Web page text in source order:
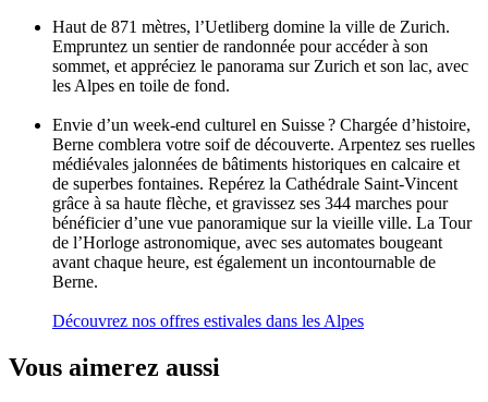
Haut de 871 mètres, l’Uetliberg domine la ville de Zurich.
Empruntez un sentier de randonnée pour accéder à son
sommet, et appréciez le panorama sur Zurich et son lac, avec
les Alpes en toile de fond.
Envie d’un week-end culturel en Suisse ? Chargée d’histoire,
Berne comblera votre soif de découverte. Arpentez ses ruelles
médiévales jalonnées de bâtiments historiques en calcaire et
de superbes fontaines. Repérez la Cathédrale Saint-Vincent
grâce à sa haute flèche, et gravissez ses 344 marches pour
bénéficier d’une vue panoramique sur la vieille ville. La Tour
de l’Horloge astronomique, avec ses automates bougeant
avant chaque heure, est également un incontournable de
Berne.
Découvrez nos offres estivales dans les Alpes
Vous aimerez aussi